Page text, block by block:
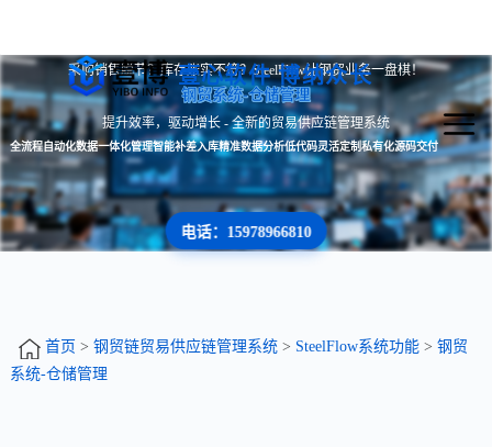
壹心软件 博纳众长
采购销售脱节？库存账实不符？SteelFlow让钢贸业务一盘棋！
钢贸系统-仓储管理
提升效率，驱动增长 - 全新的贸易供应链管理系统
全流程自动化数据一体化管理智能补差入库精准数据分析低代码灵活定制私有化源码交付
电话：15978966810
首页 > 钢贸链贸易供应链管理系统> SteelFlow系统功能> 钢贸
系统-仓储管理